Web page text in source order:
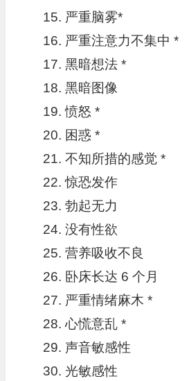
严重脑雾*
严重注意力不集中 *
黑暗想法 *
黑暗图像
愤怒 *
困惑 *
不知所措的感觉 *
惊恐发作
勃起无力
没有性欲
营养吸收不良
卧床长达 6 个月
严重情绪麻木 *
心慌意乱 *
声音敏感性
光敏感性